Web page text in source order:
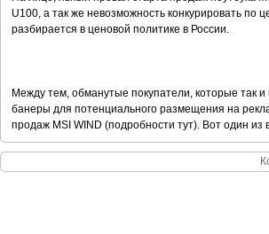
U100, а так же невозможность конкурировать по
разбирается в ценовой политике в России.
Между тем, обманутые покупатели, которые так
банеры для потенциального размещения на
продаж MSI WIND (подробности тут). Вот один